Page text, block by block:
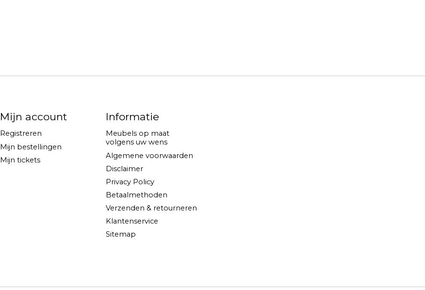
Mijn account
Registreren
Mijn bestellingen
Mijn tickets
Informatie
Meubels op maat
volgens uw wens
Algemene voorwaarden
Disclaimer
Privacy Policy
Betaalmethoden
Verzenden & retourneren
Klantenservice
Sitemap